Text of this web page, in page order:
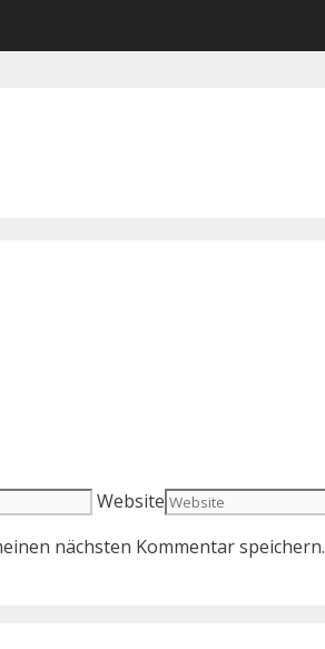
Website
nächsten Kommentar speichern.